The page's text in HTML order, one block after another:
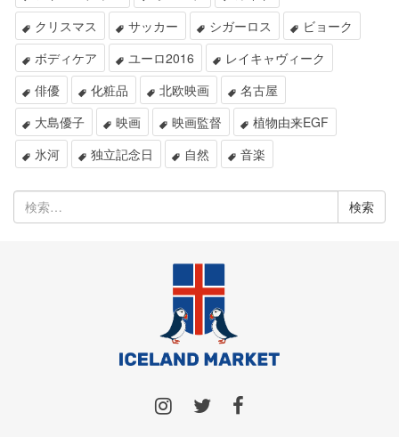
クリスマス
サッカー シガーロス
ビョーク
ボディケア
ユーロ2016
レイキャヴィーク
俳優
化粧品 北欧映画
名古屋
大島優子
映画 映画監督
植物由来EGF
氷河
独立記念日 自然 音楽
索: